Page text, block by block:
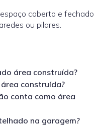
coberto e fechado
ou pilares.
área construída?
construída?
conta como área
na garagem?